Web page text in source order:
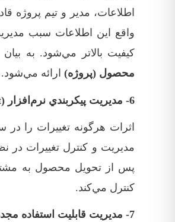
اطلاعات، مدير و تيم پروژه
واقع اين اطلاعات سبب
کيفيت بالاتر مي‌شود. به بيان
محصول (پروژه) ارائه مي‌شود.
6- مديريت پيکربندي نرم‌افزار (Software Confiquration Management)
اثرات هرگونه تغييرات را در
مديريت و کنترل تغييرات در
پس از تحويل محصول به
کنترل مي‌کند.
7- مديريت قابليت استفاده مجدد